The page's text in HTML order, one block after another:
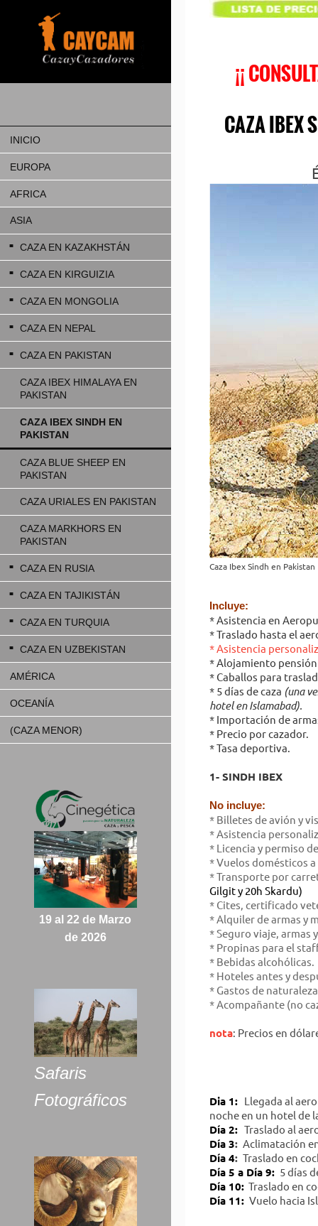
INICIO
EUROPA
AFRICA
ASIA
CAZA EN KAZAKHSTÁN
CAZA EN KIRGUIZIA
CAZA EN MONGOLIA
CAZA EN NEPAL
CAZA EN PAKISTAN
CAZA IBEX HIMALAYA EN
PAKISTAN
CAZA IBEX SINDH EN
PAKISTAN
CAZA BLUE SHEEP EN
PAKISTAN
CAZA URIALES EN PAKISTAN
CAZA MARKHORS EN
PAKISTAN
CAZA EN RUSIA
CAZA EN TAJIKISTÁN
CAZA EN TURQUIA
CAZA EN UZBEKISTAN
AMÉRICA
OCEANÍA
(CAZA MENOR)
19 al 22 de Marzo
de 2026
Safaris
Fotográficos
¡¡
CAZA IBEX
Caza Ibex Sindh en Pakistan
Incluye:
* Asistencia en
* Traslado hasta el
* Asistencia
* Alojamiento
* Caballos para
* 5 días de caza (una
hotel en Islamabad).
* Importación de
* Precio por cazador.
* Tasa deportiva.
1- SINDH IBEX
No incluye:
* Billetes de avión y
* Asistencia
* Licencia y permiso
* Vuelos domésticos
* Transporte por
Gilgit y 20h Skardu)
* Cites, certificado
* Alquiler de armas y
* Seguro viaje, armas y
* Propinas para el
* Bebidas alcohólicas.
* Hoteles antes y
* Gastos de
* Acompañante (no
nota: Precios en
Dia 1:Llegada al
noche en un hotel de
Día 2:Traslado al
Día 3: Aclimatación
Día 4: Traslado en
Día 5 a Día 9: 5 días
Día 10: Traslado en
Día 11: Vuelo hacia